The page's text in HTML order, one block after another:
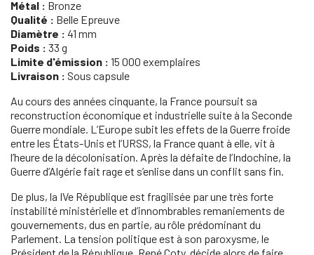
Métal : Bronze
Qualité : Belle Epreuve
Diamètre : 41 mm
Poids : 33 g
Limite d'émission : 15 000 exemplaires
Livraison : Sous capsule
Au cours des années cinquante, la France poursuit sa
reconstruction économique et industrielle suite à la Seconde
Guerre mondiale. L’Europe subit les effets de la Guerre froide
entre les États-Unis et l’URSS, la France quant à elle, vit à
l’heure de la décolonisation. Après la défaite de l’Indochine, la
Guerre d’Algérie fait rage et s’enlise dans un conflit sans fin.
De plus, la IVe République est fragilisée par une très forte
instabilité ministérielle et d’innombrables remaniements de
gouvernements, dus en partie, au rôle prédominant du
Parlement. La tension politique est à son paroxysme, le
Président de la République, René Coty, décide alors de faire